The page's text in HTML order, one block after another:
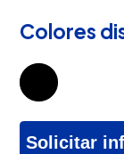
Colores
Solicitar